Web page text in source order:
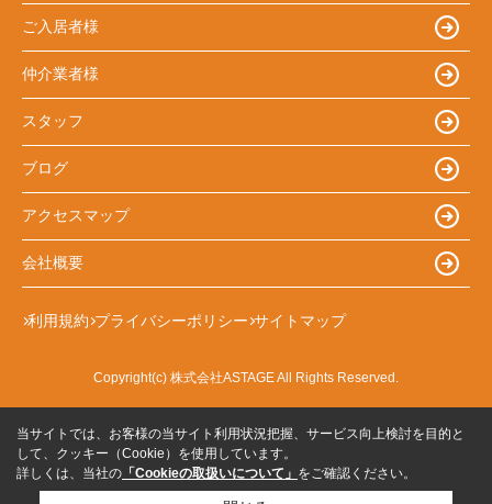
ご入居者様
仲介業者様
スタッフ
ブログ
アクセスマップ
会社概要
利用規約 プライバシーポリシー サイトマップ
Copyright(c) 株式会社ASTAGE All Rights Reserved.
当サイトでは、お客様の当サイト利用状況把握、サービス向上検討を目的と
して、クッキー（Cookie）を使用しています。
詳しくは、当社の 「Cookieの取扱いについて」 をご確認ください。